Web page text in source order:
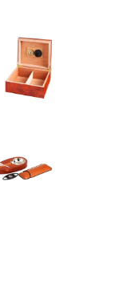
ochrany